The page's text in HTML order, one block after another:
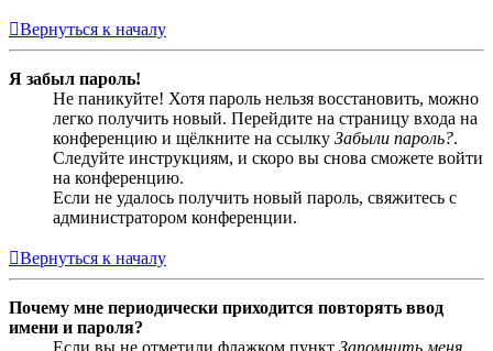
Вернуться к началу
Я забыл пароль!
Не паникуйте! Хотя пароль нельзя восстановить, можно
легко получить новый. Перейдите на страницу входа на
конференцию и щёлкните на ссылку Забыли пароль?.
Следуйте инструкциям, и скоро вы снова сможете войти
на конференцию.
Если не удалось получить новый пароль, свяжитесь с
администратором конференции.
Вернуться к началу
Почему мне периодически приходится повторять ввод
имени и пароля?